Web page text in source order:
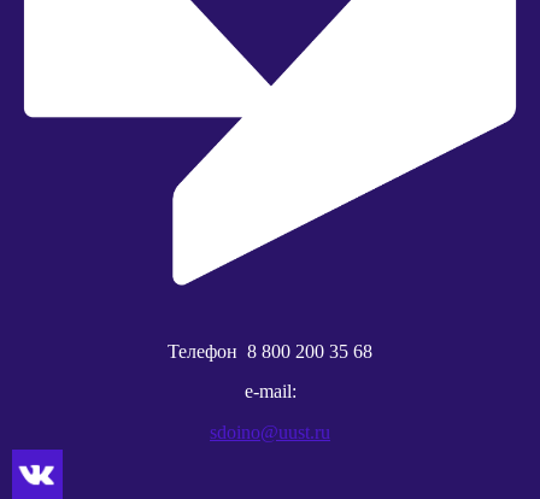
Телефон 8 800 200 35 68
e-mail:
sdoino@uust.ru